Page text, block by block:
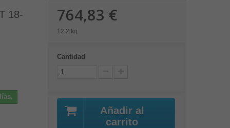
18-
764,83 €
12.2 kg
Cantidad
Añadir al
carrito